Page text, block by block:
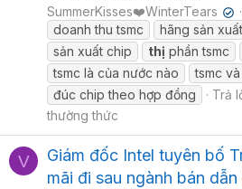
SummerKisses❤️WinterTears ✔
doanh thu tsmc
hãng sản
sản xuất chip
thị phần tsmc
tsmc là của nước nào
tsmc
đúc chip theo hợp đồng
Trả
thường thức
V
Giám đốc Intel tuyên bố
mãi đi sau ngành bán